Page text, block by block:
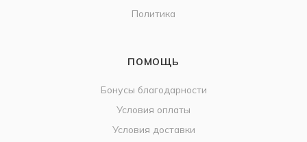
Политика
ПОМОЩЬ
Бонусы благодарности
Условия оплаты
Условия доставки